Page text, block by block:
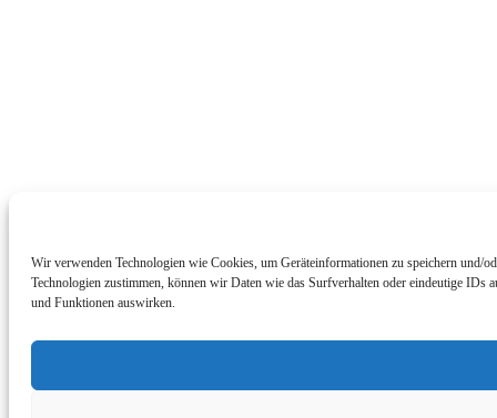
Wir verwenden Technologien wie Cookies, um Geräteinformationen zu speichern und/
Technologien zustimmen, können wir Daten wie das Surfverhalten oder eindeutige
und Funktionen auswirken.